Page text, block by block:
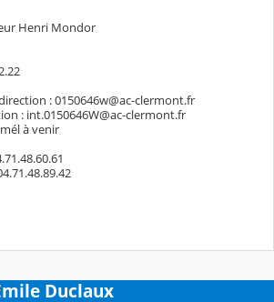
Henri Mondor
: 0150646w@ac-clermont.fr
: int.0150646W@ac-clermont.fr
à venir
Duclaux